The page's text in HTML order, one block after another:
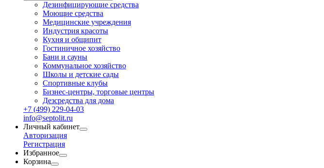
Дезинфицирующие средства
Моющие средства
Медицинские учреждения
Индустрия красоты
Кухня и общипит
Гостиничное хозяйство
Бани и сауны
Коммунальное хозяйство
Школы и детские сады
Спортивные клубы
Бизнес-центры, торговые центры
Дезсредства для дома
+7 (499) 229-04-03
info@septolit.ru
Личный кабинет
Авторизация
Регистрация
Избранное
Корзина